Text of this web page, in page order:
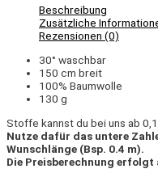
Beschreibung
Zusätzliche
Rezensionen (0)
30° waschbar
150 cm breit
100% Baumwolle
130 g
Stoffe kannst du bei uns ab
Nutze dafür das untere
Wunschlänge (Bsp. 0.4 m).
Die Preisberechnung